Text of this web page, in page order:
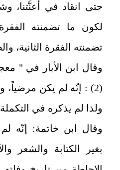
حتى انقاد في أعنَّتنا،
لكون ما تضمنته
تضمنته الفقرة الثانية،
وقال ابن الأبار في "
(2) : إنّه لم يكن مرضياً،
ولذا لم يذكره في
وقال ابن خاتمة: إنّه
بغير الكتابة والشعر